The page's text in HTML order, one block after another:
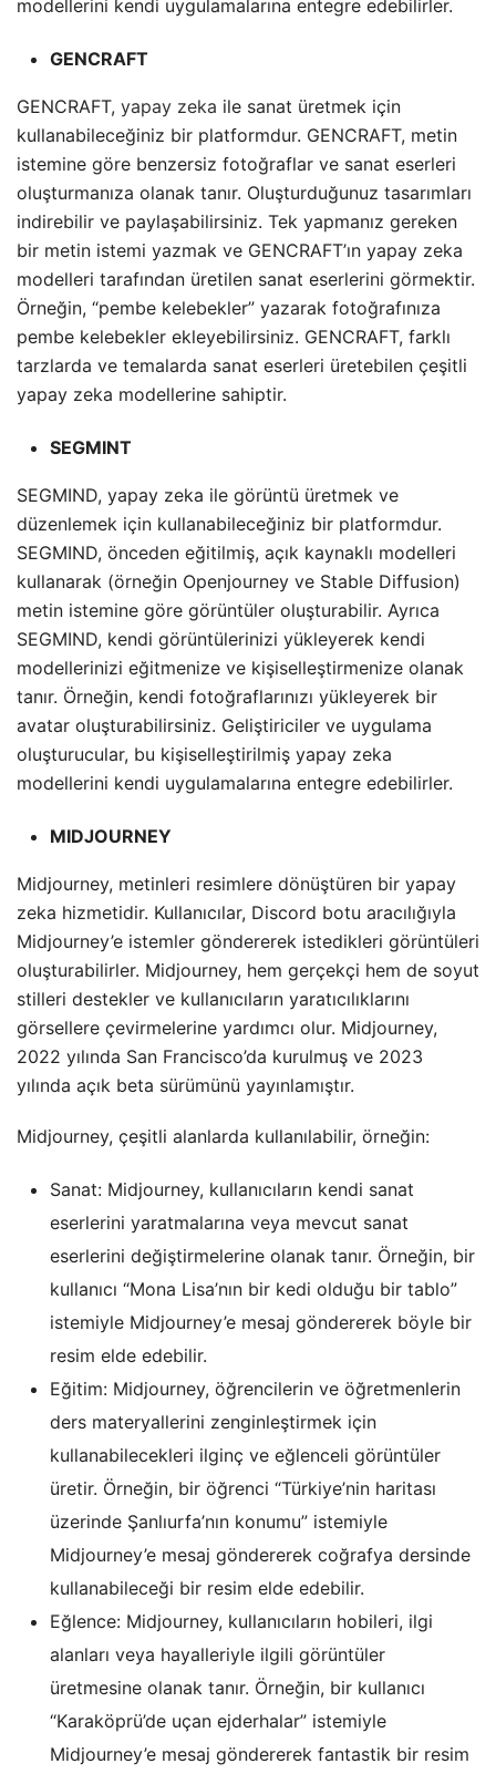
modellerini kendi uygulamalarına entegre edebilirler.
GENCRAFT
GENCRAFT, yapay zeka ile sanat üretmek için
kullanabileceğiniz bir platformdur. GENCRAFT, metin
istemine göre benzersiz fotoğraflar ve sanat eserleri
oluşturmanıza olanak tanır. Oluşturduğunuz tasarımları
indirebilir ve paylaşabilirsiniz. Tek yapmanız gereken
bir metin istemi yazmak ve GENCRAFT’ın yapay zeka
modelleri tarafından üretilen sanat eserlerini görmektir.
Örneğin, “pembe kelebekler” yazarak fotoğrafınıza
pembe kelebekler ekleyebilirsiniz. GENCRAFT, farklı
tarzlarda ve temalarda sanat eserleri üretebilen çeşitli
yapay zeka modellerine sahiptir.
SEGMINT
SEGMIND, yapay zeka ile görüntü üretmek ve
düzenlemek için kullanabileceğiniz bir platformdur.
SEGMIND, önceden eğitilmiş, açık kaynaklı modelleri
kullanarak (örneğin Openjourney ve Stable Diffusion)
metin istemine göre görüntüler oluşturabilir. Ayrıca
SEGMIND, kendi görüntülerinizi yükleyerek kendi
modellerinizi eğitmenize ve kişiselleştirmenize olanak
tanır. Örneğin, kendi fotoğraflarınızı yükleyerek bir
avatar oluşturabilirsiniz. Geliştiriciler ve uygulama
oluşturucular, bu kişiselleştirilmiş yapay zeka
modellerini kendi uygulamalarına entegre edebilirler.
MIDJOURNEY
Midjourney, metinleri resimlere dönüştüren bir yapay
zeka hizmetidir. Kullanıcılar, Discord botu aracılığıyla
Midjourney’e istemler göndererek istedikleri görüntüleri
oluşturabilirler. Midjourney, hem gerçekçi hem de soyut
stilleri destekler ve kullanıcıların yaratıcılıklarını
görsellere çevirmelerine yardımcı olur. Midjourney,
2022 yılında San Francisco’da kurulmuş ve 2023
yılında açık beta sürümünü yayınlamıştır.
Midjourney, çeşitli alanlarda kullanılabilir, örneğin:
Sanat: Midjourney, kullanıcıların kendi sanat
eserlerini yaratmalarına veya mevcut sanat
eserlerini değiştirmelerine olanak tanır. Örneğin, bir
kullanıcı “Mona Lisa’nın bir kedi olduğu bir tablo”
istemiyle Midjourney’e mesaj göndererek böyle bir
resim elde edebilir.
Eğitim: Midjourney, öğrencilerin ve öğretmenlerin
ders materyallerini zenginleştirmek için
kullanabilecekleri ilginç ve eğlenceli görüntüler
üretir. Örneğin, bir öğrenci “Türkiye’nin haritası
üzerinde Şanlıurfa’nın konumu” istemiyle
Midjourney’e mesaj göndererek coğrafya dersinde
kullanabileceği bir resim elde edebilir.
Eğlence: Midjourney, kullanıcıların hobileri, ilgi
alanları veya hayalleriyle ilgili görüntüler
üretmesine olanak tanır. Örneğin, bir kullanıcı
“Karaköprü’de uçan ejderhalar” istemiyle
Midjourney’e mesaj göndererek fantastik bir resim